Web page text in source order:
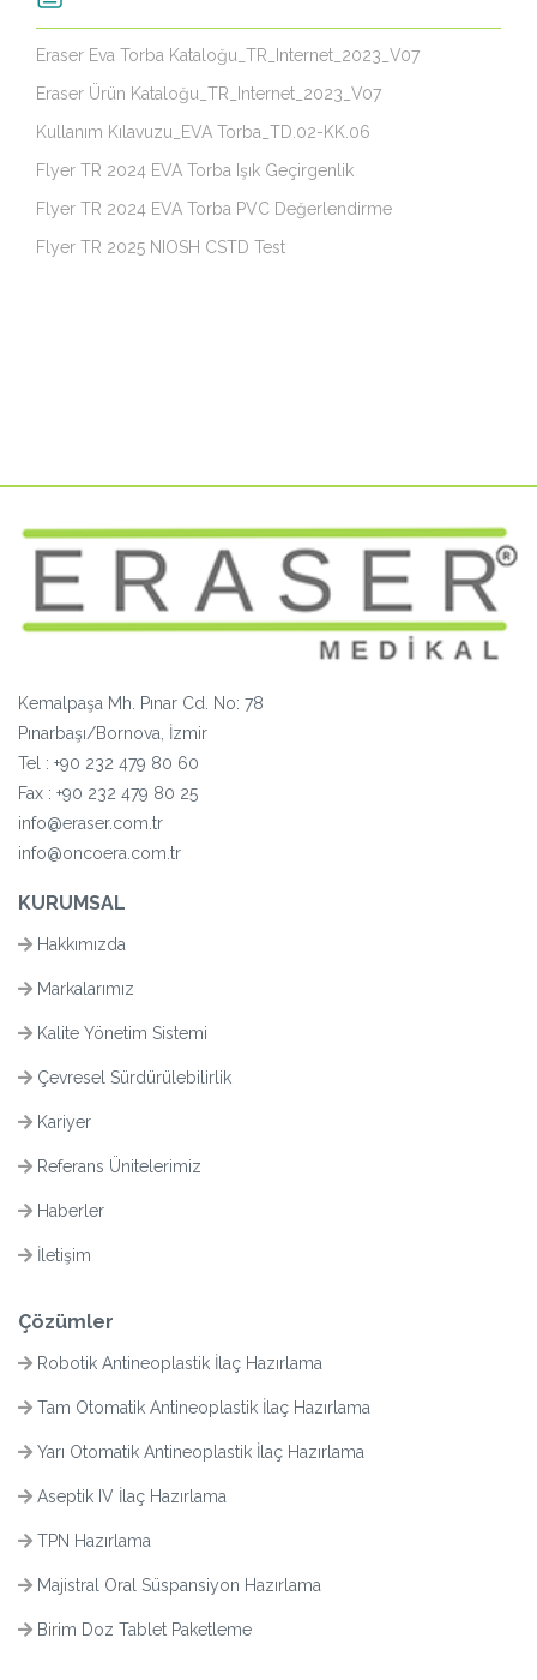
Eraser Eva Torba Kataloğu_TR_Internet_2023_V07
Eraser Ürün Kataloğu_TR_Internet_2023_V07
Kullanım Kılavuzu_EVA Torba_TD.02-KK.06
Flyer TR 2024 EVA Torba Işık Geçirgenlik
Flyer TR 2024 EVA Torba PVC Değerlendirme
Flyer TR 2025 NIOSH CSTD Test
Kemalpaşa Mh. Pınar Cd. No: 78
Pınarbaşı/Bornova, İzmir
Tel : +90 232 479 80 60
Fax : +90 232 479 80 25
info@eraser.com.tr
info@oncoera.com.tr
KURUMSAL
Hakkımızda
Markalarımız
Kalite Yönetim Sistemi
Çevresel Sürdürülebilirlik
Kariyer
Referans Ünitelerimiz
Haberler
İletişim
Çözümler
Robotik Antineoplastik İlaç Hazırlama
Tam Otomatik Antineoplastik İlaç Hazırlama
Yarı Otomatik Antineoplastik İlaç Hazırlama
Aseptik IV İlaç Hazırlama
TPN Hazırlama
Majistral Oral Süspansiyon Hazırlama
Birim Doz Tablet Paketleme